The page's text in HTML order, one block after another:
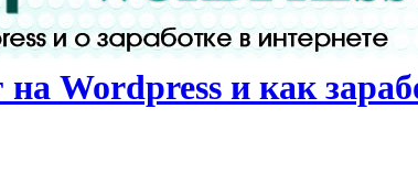
Wordpress и как